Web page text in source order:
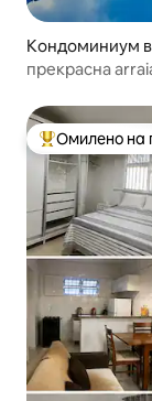
Кондоминиум
прекрасна
МеѓуОмилено на